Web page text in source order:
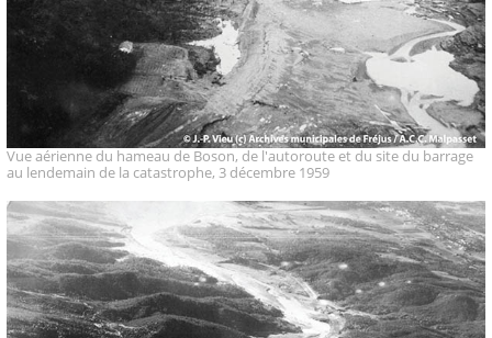
Vue aérienne du hameau de Boson, de l'autoroute et du site du barrage
au lendemain de la catastrophe, 3 décembre 1959